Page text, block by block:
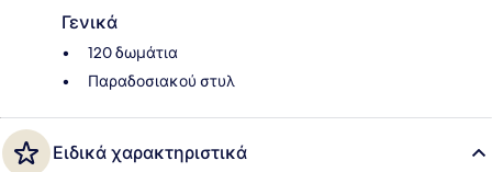
Γενικά
120 δωμάτια
Παραδοσιακού στυλ
Ειδικά χαρακτηριστικά